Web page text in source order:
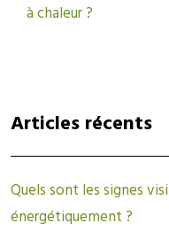
à chaleur ?
Articles récents
Quels sont les signes
énergétiquement ?